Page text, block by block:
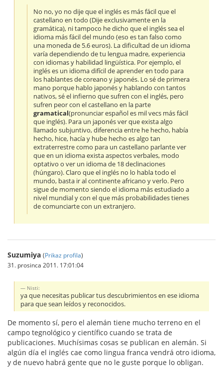
No no, yo no dije que el inglés es más fácil que el
castellano en todo (Dije exclusivamente en la
gramática), ni tampoco he dicho que el inglés sea el
idioma más fácil del mundo (eso es tan falso como
una moneda de 5.6 euros). La dificultad de un idioma
varía dependiendo de tu lengua madre, experiencia
con idiomas y habilidad lingüística. Por ejemplo, el
inglés es un idioma difícil de aprender en todo para
los hablantes de coreano y japonés. Lo sé de primera
mano porque hablo japonés y hablando con tantos
nativos, sé el infierno que sufren con el inglés, pero
sufren peor con el castellano en la parte
gramatical(pronunciar español es mil vecs más fácil
que inglés). Para un japonés ver que exista algo
llamado subjuntivo, diferencia entre he hecho, había
hecho, hice, hacía y hube hecho es algo tan
extraterrestre como para un castellano parlante ver
que en un idioma exista aspectos verbales, modo
optativo o ver un idioma de 18 declinaciones
(húngaro). Claro que el inglés no lo habla todo el
mundo, basta ir al continente africano y verlo. Pero
sigue de momento siendo el idioma más estudiado a
nivel mundial y con el que más probabilidades tienes
de comunciarte con un extranjero.
Suzumiya (Prikaz profila)
31. prosinca 2011. 17:01:04
Nisti:
ya que necesitas publicar tus descubrimientos en ese idioma
para que sean leídos y reconocidos.
De momento sí, pero el alemán tiene mucho terreno en el
campo tegnológico y científico cuando se trata de
publicaciones. Muchísimas cosas se publican en alemán. Si
algún día el inglés cae como lingua franca vendrá otro idioma,
y de nuevo habrá gente que no le guste porque lo obligan.